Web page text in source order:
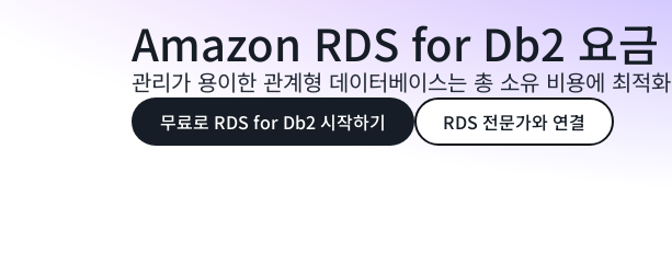
Amazon RDS for Db2 요금
관리가 용이한 관계형 데이터베이스는 총 소유 비용에 최적화
무료로 RDS for Db2 시작하기 RDS 전문가와 연결